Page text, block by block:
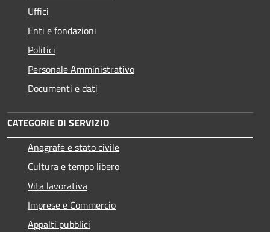
Uffici
Enti e fondazioni
Politici
Personale Amministrativo
Documenti e dati
CATEGORIE DI SERVIZIO
Anagrafe e stato civile
Cultura e tempo libero
Vita lavorativa
Imprese e Commercio
Appalti pubblici